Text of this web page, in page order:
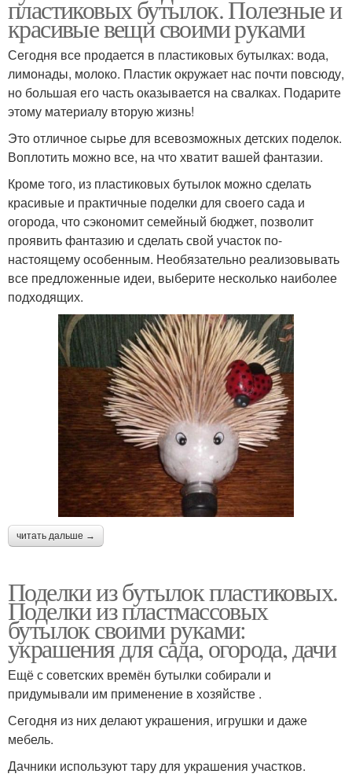
пластиковых бутылок. Полезные и
красивые вещи своими руками
Сегодня все продается в пластиковых бутылках: вода,
лимонады, молоко. Пластик окружает нас почти повсюду,
но большая его часть оказывается на свалках. Подарите
этому материалу вторую жизнь!
Это отличное сырье для всевозможных детских поделок.
Воплотить можно все, на что хватит вашей фантазии.
Кроме того, из пластиковых бутылок можно сделать
красивые и практичные поделки для своего сада и
огорода, что сэкономит семейный бюджет, позволит
проявить фантазию и сделать свой участок по-
настоящему особенным. Необязательно реализовывать
все предложенные идеи, выберите несколько наиболее
подходящих.
читать дальше →
Поделки из бутылок пластиковых.
Поделки из пластмассовых
бутылок своими руками:
украшения для сада, огорода, дачи
Ещё с советских времён бутылки собирали и
придумывали им применение в хозяйстве .
Сегодня из них делают украшения, игрушки и даже
мебель.
Дачники используют тару для украшения участков.